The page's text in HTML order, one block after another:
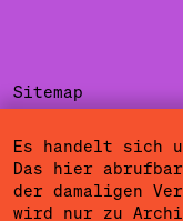
Sitemap
Es handelt sich
Das hier
der damaligen
wird nur zu